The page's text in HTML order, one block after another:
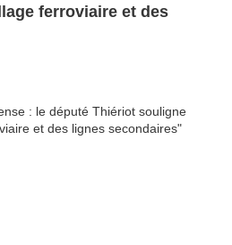
ferroviaire et des